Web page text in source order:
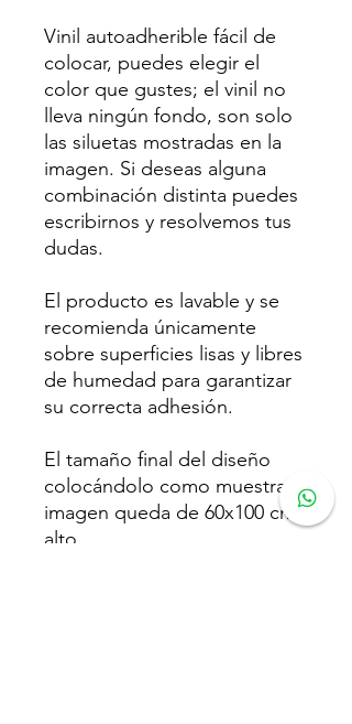
Vinil autoadherible fácil de
colocar, puedes elegir el
color que gustes; el vinil no
lleva ningún fondo, son solo
las siluetas mostradas en la
imagen. Si deseas alguna
combinación distinta puedes
escribirnos y resolvemos tus
dudas.
El producto es lavable y se
recomienda únicamente
sobre superficies lisas y libres
de humedad para garantizar
su correcta adhesión.
El tamaño final del diseño
colocándolo como muestra la
imagen queda de 60x100 cm
alto.